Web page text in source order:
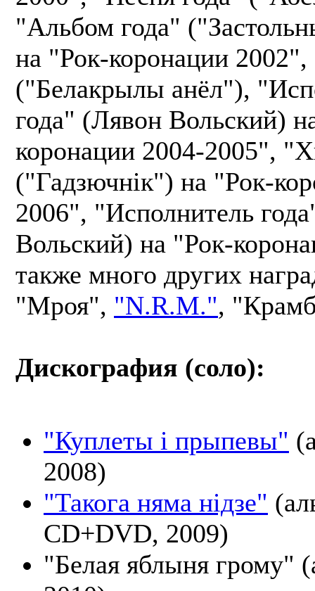
"Альбом года"
на "Рок-коронации
("Белакрылы анёл"),
года" (Лявон Вольский)
коронации 2004-2005",
("Гадзючнік") на "Рок-
2006", "Исполнитель
Вольский) на "Рок-
также много других
"Мроя", "N.R.M.",
Дискография (соло):
"Куплеты і прыпевы"
2008)
"Такога няма нідзе"
CD+DVD, 2009)
"Белая яблыня грому"